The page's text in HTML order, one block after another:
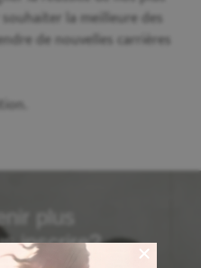
la meilleure des
de nouvelles carrières
plus
inscrire?